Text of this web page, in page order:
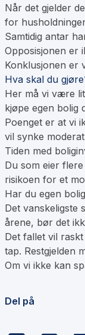
Når det gjelder
for
Samtidig antar
Opposisjonen er
Konklusjonen er
Hva skal du
Her må vi være
kjøpe egen bolig
Poenget er at vi
vil synke
Tiden med
Du som eier
risikoen for et
Har du egen
Det vanskeligste
årene, bør det
Det fallet vil
tap. Restgjelden
Om vi ikke kan
Del på